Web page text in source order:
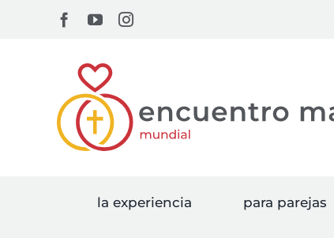
Facebook
YouTubeInstagram
la experiencia para parejas